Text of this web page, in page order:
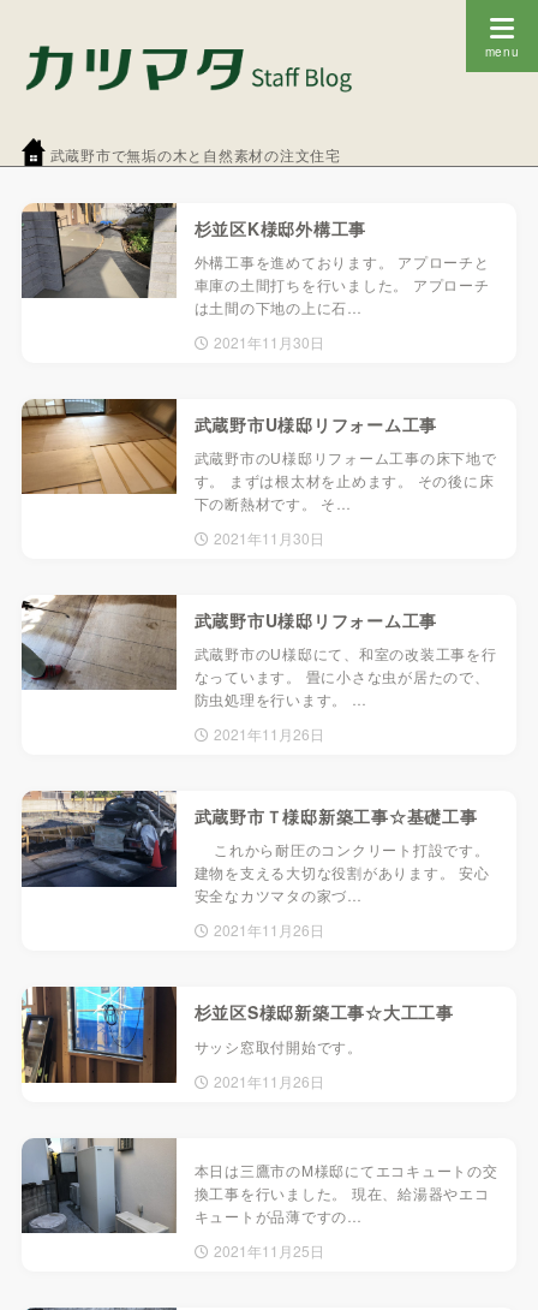
武蔵野市で無垢の木と自然素材の注文住宅
杉並区K様邸外構工事
外構工事を進めております。 アプローチと
車庫の土間打ちを行いました。 アプローチ
は土間の下地の上に石…
2021年11月30日
武蔵野市U様邸リフォーム工事
武蔵野市のU様邸リフォーム工事の床下地で
す。 まずは根太材を止めます。 その後に床
下の断熱材です。 そ…
2021年11月30日
武蔵野市U様邸リフォーム工事
武蔵野市のU様邸にて、和室の改装工事を行
なっています。 畳に小さな虫が居たので、
防虫処理を行います。 …
2021年11月26日
武蔵野市Ｔ様邸新築工事☆基礎工事
これから耐圧のコンクリート打設です。
建物を支える大切な役割があります。 安心
安全なカツマタの家づ…
2021年11月26日
杉並区S様邸新築工事☆大工工事
サッシ窓取付開始です。
2021年11月26日
本日は三鷹市のM様邸にてエコキュートの交
換工事を行いました。 現在、給湯器やエコ
キュートが品薄ですの…
2021年11月25日